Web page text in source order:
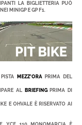
LA BIGLIETTERIA PUÒ
MINIGP E GP F1.
PIT BIKE
MEZZ'ORAPRIMA DEL
AL
BRIEFINGPRIMA DI
E OHVALE È RISERVATO AI